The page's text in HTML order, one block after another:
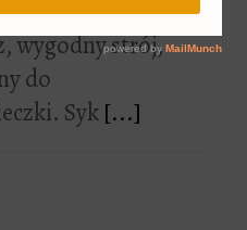
nasunięty na
wygodny strój,
do
Syk[...]